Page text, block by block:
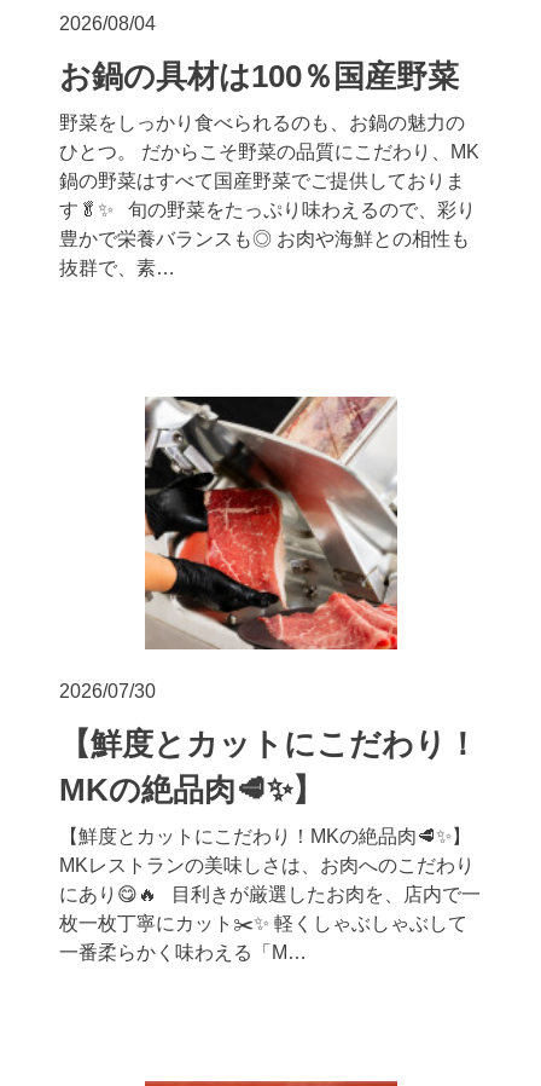
2026/08/04
お鍋の具材は100％国産野菜
野菜をしっかり食べられるのも、お鍋の魅力の
ひとつ。 だからこそ野菜の品質にこだわり、MK
鍋の野菜はすべて国産野菜でご提供しておりま
す🥬✨ 旬の野菜をたっぷり味わえるので、彩り
豊かで栄養バランスも◎ お肉や海鮮との相性も
抜群で、素…
2026/07/30
【鮮度とカットにこだわり！
MKの絶品肉🥩✨】
【鮮度とカットにこだわり！MKの絶品肉🥩✨】
MKレストランの美味しさは、お肉へのこだわり
にあり😋🔥 目利きが厳選したお肉を、店内で一
枚一枚丁寧にカット✂️✨ 軽くしゃぶしゃぶして
一番柔らかく味わえる「M…